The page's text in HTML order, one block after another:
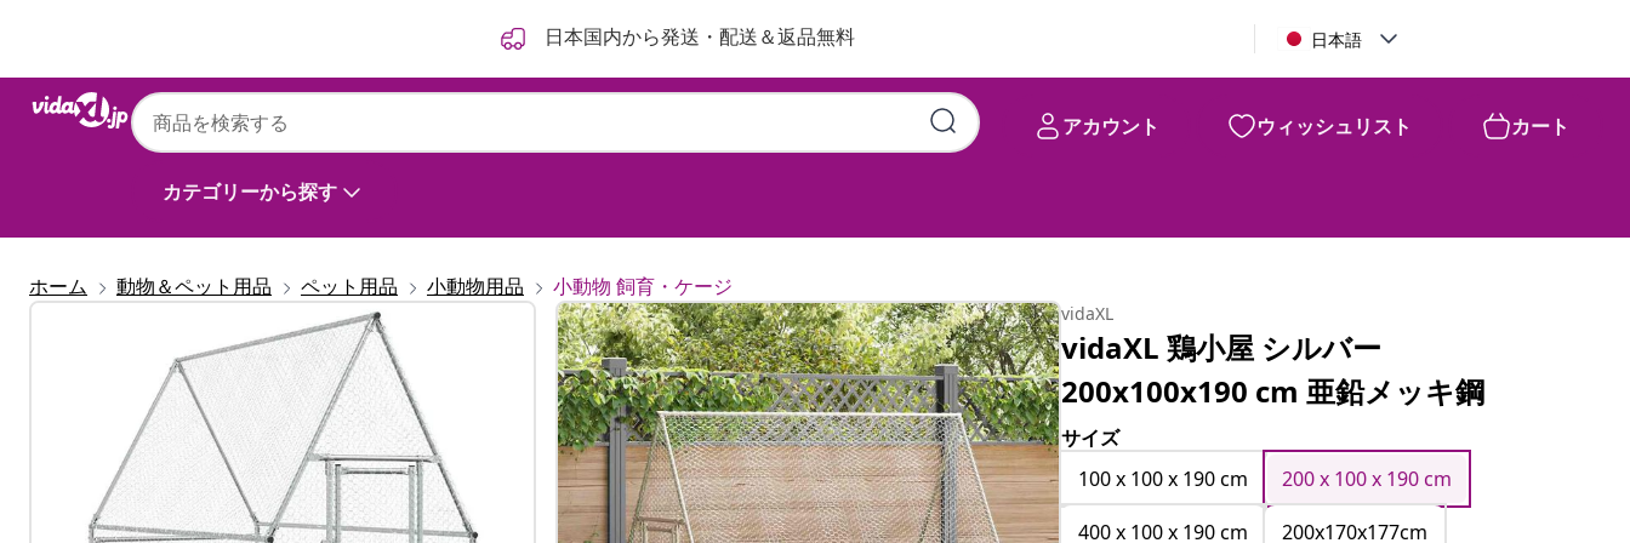
日本国内から発送・配送＆返品無料 日本語
カテゴリーから探す
アカウント ウィッシュリスト カート
ホーム 動物＆ペット用品 ペット用品 小動物用品 小動物 飼育・ケージ
vidaXL
vidaXL 鶏小屋 シルバー
200x100x190 cm 亜鉛メッキ鋼
サイズ
100 x 100 x 190 cm
200 x 100 x 190 cm
400 x 100 x 190 cm
200x170x177cm